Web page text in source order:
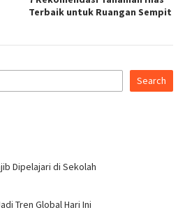
Terbaik untuk Ruangan Sempit
Search
Dipelajari di Sekolah
Tren Global Hari Ini